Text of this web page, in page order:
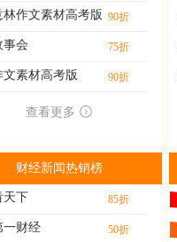
林作文素材高考版 90折
事会 75折
文素材高考版 90折
查看更多
财经新闻热销榜
天下 85折
一财经 50折